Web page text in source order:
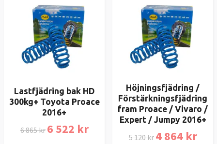
Lastfjädring bak HD
300kg+ Toyota Proace
2016+
6 865 kr 6 522 kr
Höjningsfjädring /
Förstärkningsfjädring
fram Proace / Vivaro /
Expert / Jumpy 2016+
5 120 kr 4 864 kr